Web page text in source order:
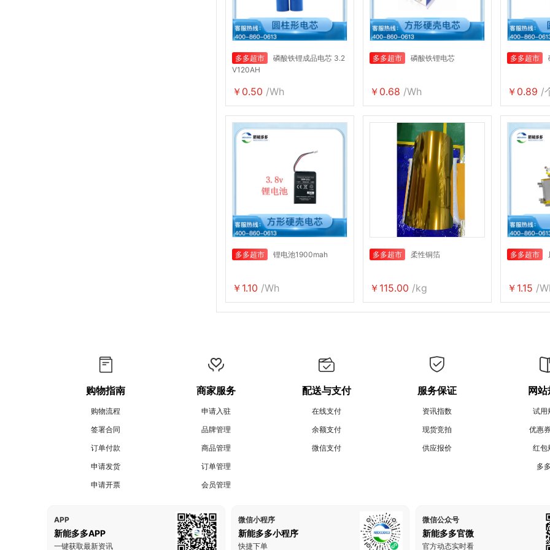
多多超市
磷酸铁锂成品电芯 3.2
V120AH
￥0.50 /Wh
多多超市 磷酸铁锂电芯
￥0.68 /Wh
多多超市
￥0.89 /
多多超市 锂电池1900mah
￥1.10 /Wh
多多超市 柔性铜箔
￥115.00 /kg
多多超市
￥1.15 /
购物指南
购物流程
签署合同
订单付款
申请发货
申请开票
商家服务
申请入驻
品牌管理
商品管理
订单管理
会员管理
配送与支付
在线支付
余额支付
微信支付
服务保证
资讯指数
现货竞拍
供应报价
网
试用
优惠
红包
多
APP
新能多多APP
一键获取最新资讯
微信小程序
新能多多小程序
快捷下单
微信公众号
新能多多官微
官方动态实时看